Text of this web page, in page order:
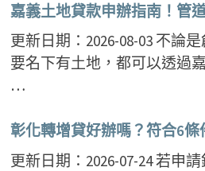
嘉義土地貸款申辦指南！管
更新日期：2026-08-03 不論
要名下有土地，都可以透過
…
彰化轉增貸好辦嗎？符合6條
更新日期：2026-07-24 若申